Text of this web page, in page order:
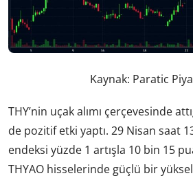
Kaynak: Paratic
THY’nin uçak alımı çerçevesinde
de pozitif etki yaptı. 29 Nisan saat
endeksi yüzde 1 artışla 10 bin 15
THYAO hisselerinde güçlü bir